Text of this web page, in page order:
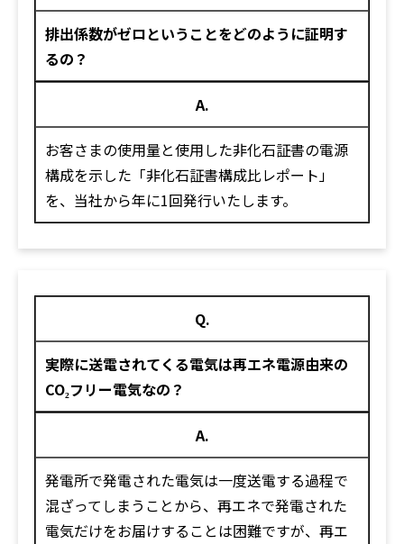
排出係数がゼロということをどのように証明す
るの？
A.
お客さまの使用量と使用した非化石証書の電源
構成を示した「非化石証書構成比レポート」
を、当社から年に1回発行いたします。
Q.
実際に送電されてくる電気は再エネ電源由来の
CO₂フリー電気なの？
A.
発電所で発電された電気は一度送電する過程で
混ざってしまうことから、再エネで発電された
電気だけをお届けすることは困難ですが、再エ